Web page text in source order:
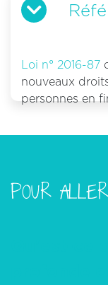
Loi n° 2016-87
nouveaux
personnes en
POUR